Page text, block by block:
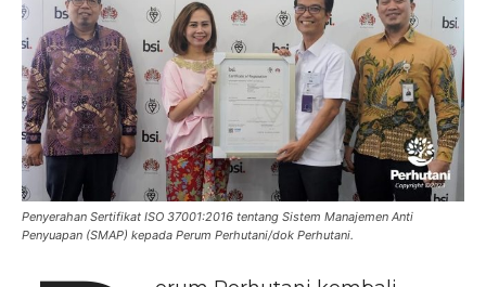
Penyerahan Sertifikat ISO 37001:2016 tentang Sistem Manajemen Anti
Penyuapan (SMAP) kepada Perum Perhutani/dok Perhutani.